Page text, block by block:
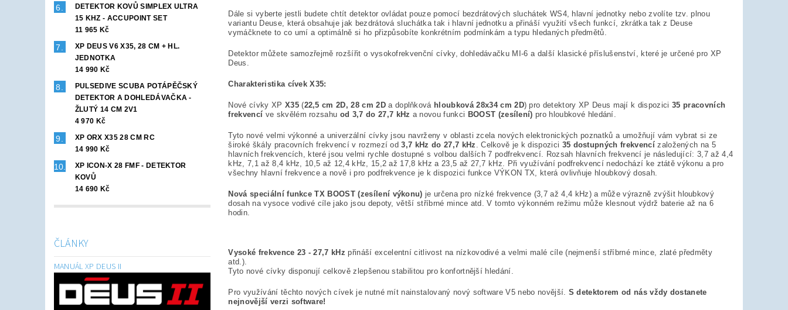
DETEKTOR KOVŮ SIMPLEX ULTRA
15 KHZ - ACCUPOINT SET
11 965 Kč
XP DEUS V6 X35, 28 CM + HL.
JEDNOTKA
14 990 Kč
PULSEDIVE SCUBA POTÁPĚČSKÝ
DETEKTOR A DOHLEDÁVAČKA -
ŽLUTÝ 14 CM 2V1
4 970 Kč
XP ORX X35 28 CM RC
14 990 Kč
XP ICON-X 28 FMF - DETEKTOR
KOVŮ
14 690 Kč
ČLÁNKY
MANUÁL XP DEUS II
Dále si vyberte jestli budete chtít detektor ovládat pouze pomocí bezdrátových sluchátek WS4, hlavní jednotky nebo zvolíte tzv. plnou
variantu Deuse, která obsahuje jak bezdrátová sluchátka tak i hlavní jednotku a přináší využití všech funkcí, zkrátka tak z Deuse
vymáčknete to co umí a optimálně si ho přizpůsobíte konkrétním podmínkám a typu hledaných předmětů.
Detektor můžete samozřejmě rozšířit o vysokofrekvenční cívky, dohledávačku MI-6 a další klasické příslušenství, které je určené pro XP
Deus.
Charakteristika cívek X35:
Nové cívky XP X35 (22,5 cm 2D, 28 cm 2Da doplňková hloubková 28x34 cm 2D) pro detektory XP Deus mají k dispozici 35 pracovních
frekvencí ve skvělém rozsahu od 3,7 do 27,7 kHz a novou funkci BOOST (zesílení) pro hloubkové hledání.
Tyto nové velmi výkonné a univerzální cívky jsou navrženy v oblasti zcela nových elektronických poznatků a umožňují vám vybrat si ze
široké škály pracovních frekvencí v rozmezí od3,7 kHz do 27,7 kHz . Celkově je k dispozici 35 dostupných frekvencízaložených na 5
hlavních frekvencích, které jsou velmi rychle dostupné s volbou dalších 7 podfrekvencí. Rozsah hlavních frekvencí je následující: 3,7 až 4,4
kHz, 7,1 až 8,4 kHz, 10,5 až 12,4 kHz, 15,2 až 17,8 kHz a 23,5 až 27,7 kHz. Při využívání podfrekvencí nedochází ke ztátě výkonu a pro
všechny hlavní frekvence a nově i pro podfrekvence je k dispozici funkce VÝKON TX, která ovlivňuje hloubkový dosah.
Nová speciální funkce TX BOOST (zesílení výkonu) je určena pro nízké frekvence (3,7 až 4,4 kHz) a může výrazně zvýšit hloubkový
dosah na vysoce vodivé cíle jako jsou depoty, větší stříbrné mince atd. V tomto výkonném režimu může klesnout výdrž baterie až na 6
hodin.
Vysoké frekvence 23 - 27,7 kHz přináší excelentní citlivost na nízkovodivé a velmi malé cíle (nejmenší stříbrné mince, zlaté předměty
atd.).
Tyto nové cívky disponují celkově zlepšenou stabilitou pro konfortnější hledání.
Pro využívání těchto nových cívek je nutné mít nainstalovaný nový software V5 nebo novější. S detektorem od nás vždy dostanete
nejnovější verzi software!